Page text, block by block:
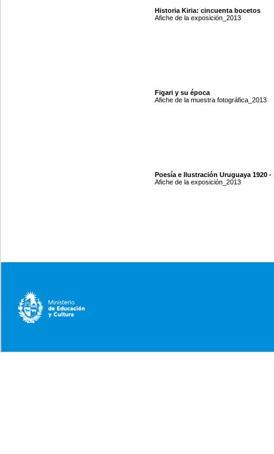
Historia Kiria: cincuenta bocetos
Afiche de la exposición_2013
Figari y su época
Afiche de la muestra fotográfica_2013
Poesía e Ilustración Uruguaya 1920 -
Afiche de la exposición_2013